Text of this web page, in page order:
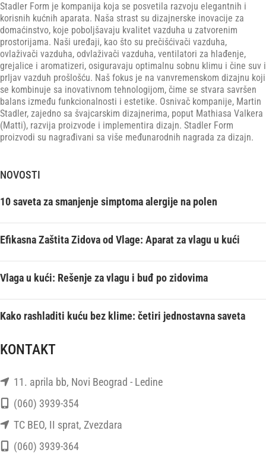
Stadler Form je kompanija koja se posvetila razvoju elegantnih i
korisnih kućnih aparata. Naša strast su dizajnerske inovacije za
domaćinstvo, koje poboljšavaju kvalitet vazduha u zatvorenim
prostorijama. Naši uređaji, kao što su prečišćivači vazduha,
ovlaživači vazduha, odvlaživači vazduha, ventilatori za hlađenje,
grejalice i aromatizeri, osiguravaju optimalnu sobnu klimu i čine suv i
prljav vazduh prošlošću. Naš fokus je na vanvremenskom dizajnu koji
se kombinuje sa inovativnom tehnologijom, čime se stvara savršen
balans između funkcionalnosti i estetike. Osnivač kompanije, Martin
Stadler, zajedno sa švajcarskim dizajnerima, poput Mathiasa Valkera
(Matti), razvija proizvode i implementira dizajn. Stadler Form
proizvodi su nagrađivani sa više međunarodnih nagrada za dizajn.
NOVOSTI
10 saveta za smanjenje simptoma alergije na polen
Efikasna Zaštita Zidova od Vlage: Aparat za vlagu u kući
Vlaga u kući: Rešenje za vlagu i buđ po zidovima
Kako rashladiti kuću bez klime: četiri jednostavna saveta
KONTAKT
11. aprila bb, Novi Beograd - Ledine
(060) 3939-354
TC BEO, II sprat, Zvezdara
(060) 3939-364